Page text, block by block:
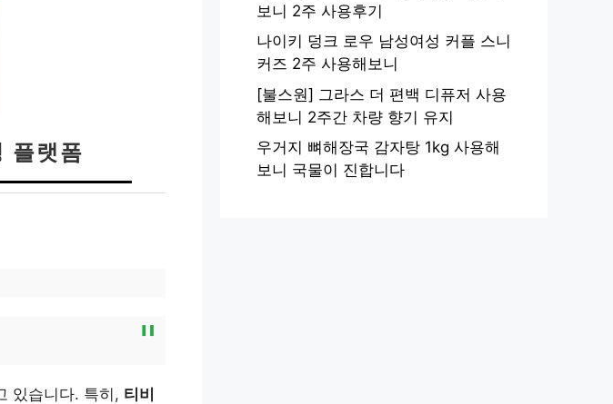
플랫폼
있습니다. 특히, 티비
보니 2주 사용후기
나이키 덩크 로우 남성여성 커플 스니
커즈 2주 사용해보니
[불스원] 그라스 더 편백 디퓨저 사용
해보니 2주간 차량 향기 유지
우거지 뼈해장국 감자탕 1kg 사용해
보니 국물이 진합니다